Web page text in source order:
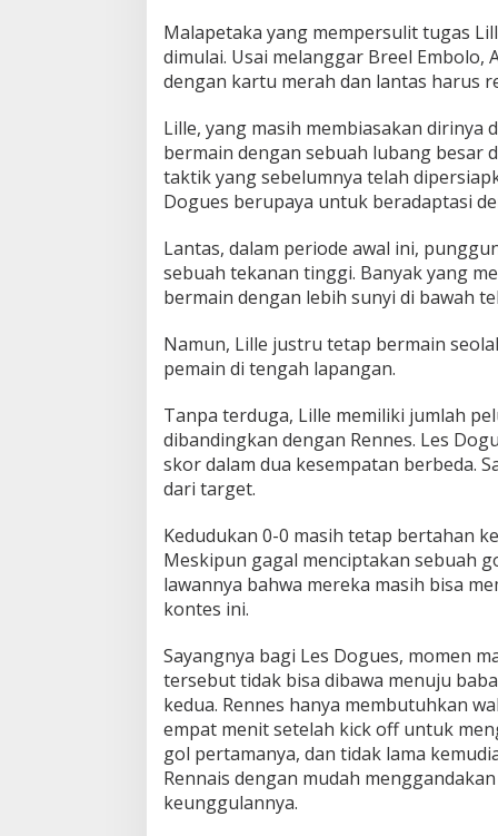
i
S
t
a
e
P
i
e
r
e
-
M
a
r
o
!
Malapetaka yang mempersulit tugas
dimulai. Usai melanggar Breel Embolo,
dengan kartu merah dan lantas harus
Lille, yang masih membiasakan
bermain dengan sebuah lubang besar
taktik yang sebelumnya telah
Dogues berupaya untuk beradaptasi
Lantas, dalam periode awal ini,
sebuah tekanan tinggi. Banyak yang
bermain dengan lebih sunyi di bawah
Namun, Lille justru tetap bermain
pemain di tengah lapangan.
Tanpa terduga, Lille memiliki jumlah
dibandingkan dengan Rennes. Les
skor dalam dua kesempatan berbeda.
dari target.
Kedudukan 0-0 masih tetap bertahan
Meskipun gagal menciptakan sebuah
lawannya bahwa mereka masih bisa
kontes ini.
Sayangnya bagi Les Dogues, momen
tersebut tidak bisa dibawa menuju
kedua. Rennes hanya membutuhkan
empat menit setelah kick off untuk
gol pertamanya, dan tidak lama
Rennais dengan mudah menggandakan
keunggulannya.